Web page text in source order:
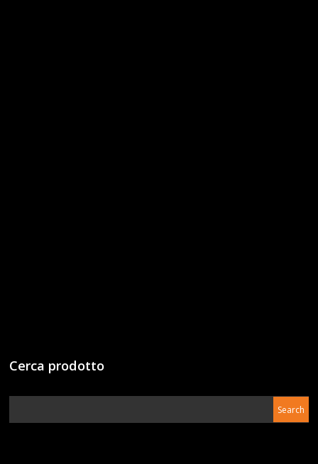
Cerca prodotto